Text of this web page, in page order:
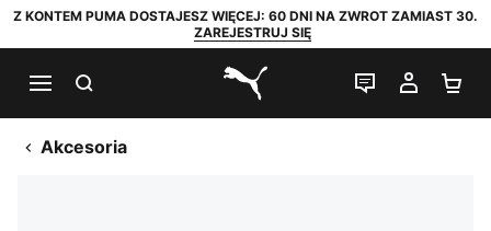
Z KONTEM PUMA DOSTAJESZ WIĘCEJ: 60 DNI NA ZWROT ZAMIAST 30.
ZAREJESTRUJ SIĘ
PUMA.com
CZAT NA
MOJE
Akcesoria